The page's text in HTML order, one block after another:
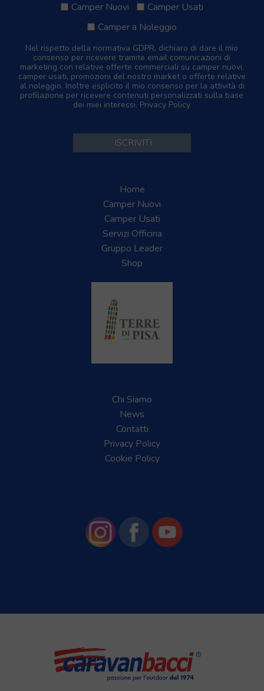
Camper Nuovi
Camper Usati
Camper a Noleggio
Nel rispetto della normativa GDPR, dichiaro di dare il mio
consenso per ricevere tramite email comunicazioni di
marketing con relative offerte commerciali su camper nuovi,
camper usati, promozioni del nostro market o offerte relative
al noleggio. Inoltre esplicito il mio consenso per la attività di
profilazione per ricevere contenuti personalizzati sulla base
dei miei interessi. Privacy Policy
Home
Camper Nuovi
Camper Usati
Servizi Officina
Gruppo Leader
Shop
Chi Siamo
News
Contatti
Privacy Policy
Cookie Policy